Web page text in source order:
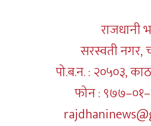
राजधानी
सरस्वती नगर,
पो.ब.न. : २०५०३,
फोन :